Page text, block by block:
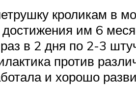
кроликам в
им 6
в 2 дня по 2-3
против
и хорошо